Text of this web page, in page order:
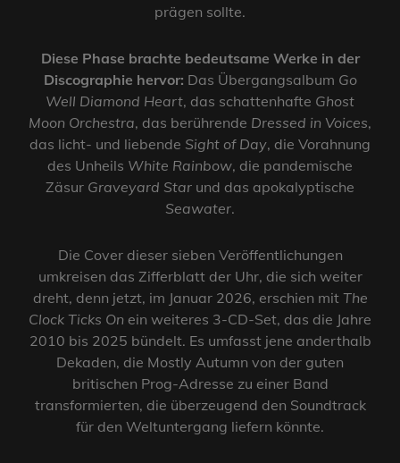
prägen sollte.
Diese Phase brachte bedeutsame Werke in der
Discographie hervor: Das Übergangsalbum Go
Well Diamond Heart, das schattenhafte Ghost
Moon Orchestra, das berührende Dressed in Voices,
das licht- und liebende Sight of Day, die Vorahnung
des Unheils White Rainbow, die pandemische
Zäsur Graveyard Star und das apokalyptische
Seawater.
Die Cover dieser sieben Veröffentlichungen
umkreisen das Zifferblatt der Uhr, die sich weiter
dreht, denn jetzt, im Januar 2026, erschien mit The
Clock Ticks On ein weiteres 3-CD-Set, das die Jahre
2010 bis 2025 bündelt. Es umfasst jene anderthalb
Dekaden, die Mostly Autumn von der guten
britischen Prog-Adresse zu einer Band
transformierten, die überzeugend den Soundtrack
für den Weltuntergang liefern könnte.